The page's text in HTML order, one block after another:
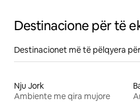
Destinacione për të
Destinacionet më të pëlqyera
Nju Jork
Ambiente me qira mujore